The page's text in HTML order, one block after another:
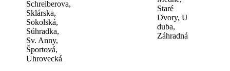
Schreiberova,
Sklárska,
Sokolská,
Súhradka,
Sv. Anny,
Športová,
Uhrovecká
Staré
Dvory, U
duba,
Záhradná